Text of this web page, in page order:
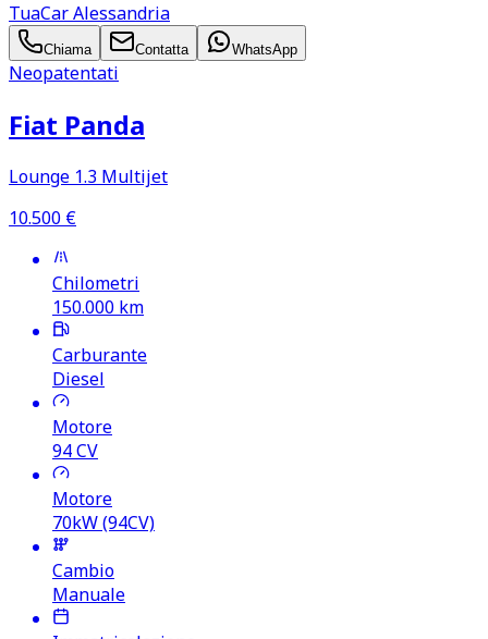
TuaCar Alessandria
Chiama Contatta WhatsApp
Neopatentati
Fiat Panda
Lounge 1.3 Multijet
10.500 €
Chilometri
150.000 km
Carburante
Diesel
Motore
94CV
Motore
70kW (94CV)
Cambio
Manuale